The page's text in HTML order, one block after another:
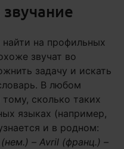
на профильных
звучат во
задачу и искать
В любом
сколько таких
языках (например,
и в родном:
– Avril (франц.) –